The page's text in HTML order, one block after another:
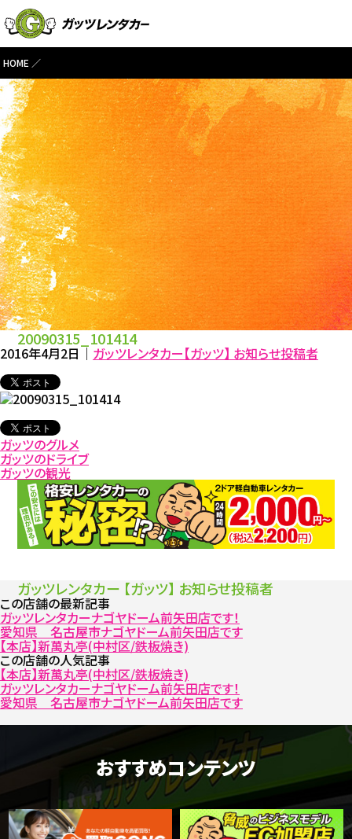
HOME
20090315_101414
2016年4月2日｜ ガッツレンタカー【ガッツ】 お知らせ投稿者
ガッツのグルメ
ガッツのドライブ
ガッツの観光
ガッツレンタカー 【ガッツ】 お知らせ投稿者
この店舗の最新記事
ガッツレンタカーナゴヤドーム前矢田店です！
愛知県 名古屋市ナゴヤドーム前矢田店です
【本店】新萬丸亭(中村区/鉄板焼き)
この店舗の人気記事
【本店】新萬丸亭(中村区/鉄板焼き)
ガッツレンタカーナゴヤドーム前矢田店です！
愛知県 名古屋市ナゴヤドーム前矢田店です
おすすめコンテンツ